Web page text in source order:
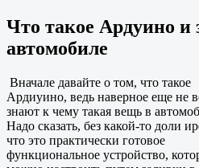
Что такое Ардуино и
автомобиле
Вначале давайте о том, что такое
Ардиуино, ведь наверное еще не
знают к чему такая вещь в
Надо сказать, без какой-то доли
что это практически готовое
функциональное устройство,